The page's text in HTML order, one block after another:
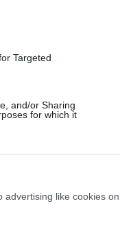
Targeted
and/or Sharing
for which it
advertising like cookies on
για την
και
τόσο στο